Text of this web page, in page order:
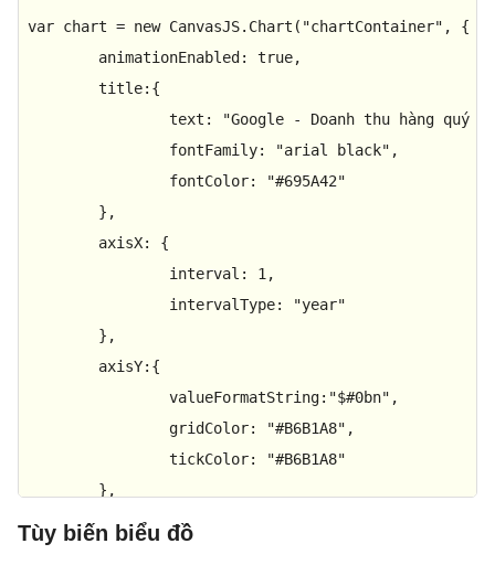
var chart = new CanvasJS. Chart ( "chartContainer" , {
animationEnabled : true,
title:{
text :
"Google - Doanh thu hàng quý
fontFamily: "arial black" ,
fontColor:
"#695A42"
axisX: {
interval : 1 ,
intervalType:
"year"
axisY:{
valueFormatString: "$#0bn" ,
gridColor: "#B6B1A8" ,
tickColor:
"#B6B1A8"
toolTip
: {
Tùy biến biểu đồ